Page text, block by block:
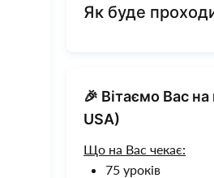
Як буде
🎉 Вітаємо Вас
USA)
Що на Вас чекає:
75 уроків